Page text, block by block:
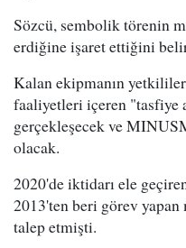
Sözcü, sembolik törenin
erdiğine işaret ettiğini
Kalan ekipmanın
faaliyetleri içeren "tasfiye
gerçekleşecek ve
olacak.
2020'de iktidarı ele
2013'ten beri görev yapan
talep etmişti.